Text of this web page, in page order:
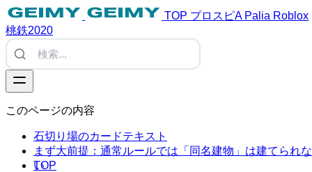
TOP プロスピA Palia Roblox
桃鉄2020
TOP
このページの内容
石切り場のカードテキスト
まず大前提：通常ルールでは「同名建物」は建てられな
い